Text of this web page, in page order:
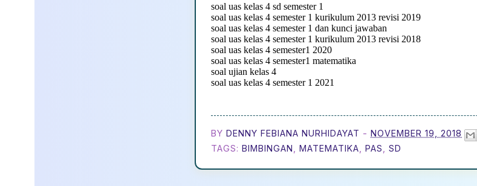
soal uas kelas 4 sd semester 1
soal uas kelas 4 semester 1 kurikulum 2013 revisi 2019
soal uas kelas 4 semester 1 dan kunci jawaban
soal uas kelas 4 semester 1 kurikulum 2013 revisi 2018
soal uas kelas 4 semester1 2020
soal uas kelas 4 semester1 matematika
soal ujian kelas 4
soal uas kelas 4 semester 1 2021
BY DENNY FEBIANA NURHIDAYAT - NOVEMBER 19, 2018
TAGS: BIMBINGAN MATEMATIKA PAS SD